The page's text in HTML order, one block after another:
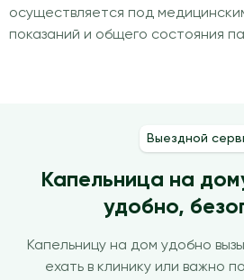
осуществляется под
показаний и общего состояния
Выездной
Капельница на
удобно,
Капельницу на дом удобно
ехать в клинику или важно